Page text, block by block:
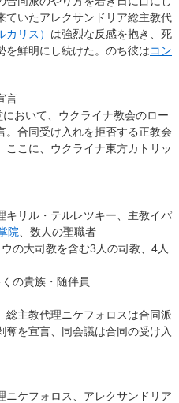
ていたアレクサンドリア総主教代
リス） は強烈な反感を抱き、死
を鮮明にし続けた。のち彼はコン
言
おいて、ウクライナ教会のロー
。合同受け入れを拒否する正教会
こに、 ウクライナ東方カトリッ
キリル・テルレツキー、主教イパ
院 、数人の聖職者
の大司教を含む3人の司教、4人
の貴族・随伴員
総主教代理ニケフォロスは合同派
を宣言、同会議は合同の受け入
ニケフォロス、アレクサンドリア